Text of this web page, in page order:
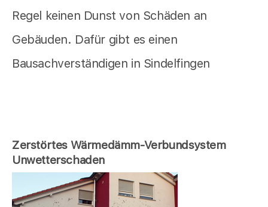
Regel keinen Dunst von Schäden an
Gebäuden. Dafür gibt es einen
Bausachverständigen in Sindelfingen
Zerstörtes Wärmedämm-Verbundsystem
Unwetterschaden